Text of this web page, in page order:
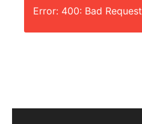
Error: 400: Bad Request